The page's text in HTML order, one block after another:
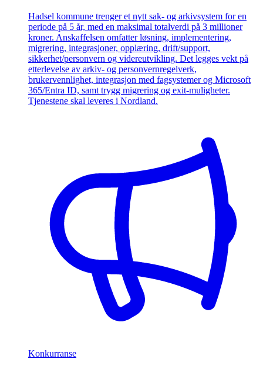
Hadsel kommune trenger et nytt sak- og arkivsystem for en
periode på 5 år, med en maksimal totalverdi på 3 millioner
kroner. Anskaffelsen omfatter løsning, implementering,
migrering, integrasjoner, opplæring, drift/support,
sikkerhet/personvern og videreutvikling. Det legges vekt på
etterlevelse av arkiv- og personvernregelverk,
brukervennlighet, integrasjon med fagsystemer og Microsoft
365/Entra ID, samt trygg migrering og exit-muligheter.
Tjenestene skal leveres i Nordland.
Konkurranse